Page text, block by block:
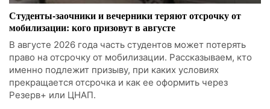
Студенты-заочники и вечерники теряют отсрочку от
мобилизации: кого призовут в августе
В августе 2026 года часть студентов может потерять
право на отсрочку от мобилизации. Рассказываем, кто
именно подлежит призыву, при каких условиях
прекращается отсрочка и как ее оформить через
Резерв+ или ЦНАП.